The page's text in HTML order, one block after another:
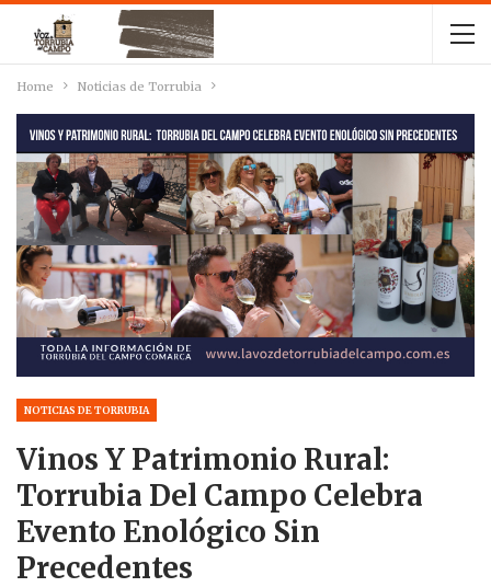
Home Noticias de Torrubia
NOTICIAS DE TORRUBIA
Vinos Y Patrimonio Rural:
Torrubia Del Campo Celebra
Evento Enológico Sin
Precedentes